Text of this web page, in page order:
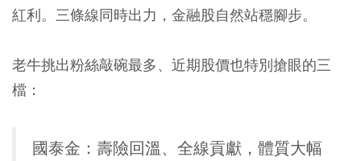
紅利。三條線同時出力，金融股自然站穩腳步。
老牛挑出粉絲敲碗最多、近期股價也特別搶眼的三
檔：
國泰金：壽險回溫、全線貢獻，體質大幅